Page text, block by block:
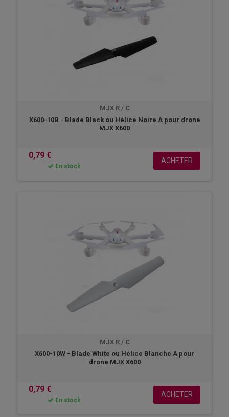
MJX R / C
X600-10B - Blade Black ou Hélice Noire A pour drone
MJX X600
0,79 €
En stock
ACHETER
MJX R / C
X600-10W - Blade White ou Hélice Blanche A pour
drone MJX X600
0,79 €
En stock
ACHETER